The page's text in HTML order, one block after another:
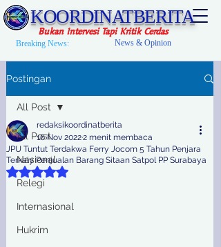
KOORDINATBERITA
Bukan Intervesi Tapi Kritik Cerdas
Breaking News: News & Opinion
Postingan
All Post
Nasional
Relegi
Internasional
Hukrim
All Post
JPU Tuntut Terdakwa Ferry Jocom 5 Tahun Penjara
Terkaiy Penjualan Barang Sitaan Satpol PP Surabaya
redaksikoordinatberita
16 Nov 20222 menit membaca
Dinilai NaN dari 5 bintang.